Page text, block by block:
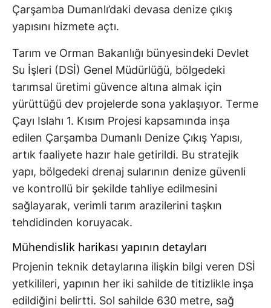
Çarşamba Dumanlı’daki devasa denize çıkış
yapısını hizmete açtı.
Tarım ve Orman Bakanlığı bünyesindeki Devlet
Su İşleri (DSİ) Genel Müdürlüğü, bölgedeki
tarımsal üretimi güvence altına almak için
yürüttüğü dev projelerde sona yaklaşıyor. Terme
Çayı Islahı 1. Kısım Projesi kapsamında inşa
edilen Çarşamba Dumanlı Denize Çıkış Yapısı,
artık faaliyete hazır hale getirildi. Bu stratejik
yapı, bölgedeki drenaj sularının denize güvenli
ve kontrollü bir şekilde tahliye edilmesini
sağlayarak, verimli tarım arazilerini taşkın
tehdidinden koruyacak.
Mühendislik harikası yapının detayları
Projenin teknik detaylarına ilişkin bilgi veren DSİ
yetkilileri, yapının her iki sahilde de titizlikle inşa
edildiğini belirtti. Sol sahilde 630 metre, sağ